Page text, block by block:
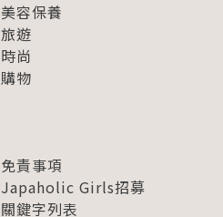
美容保養
旅遊
時尚
購物
免責事項
Japaholic Girls招募
關鍵字列表